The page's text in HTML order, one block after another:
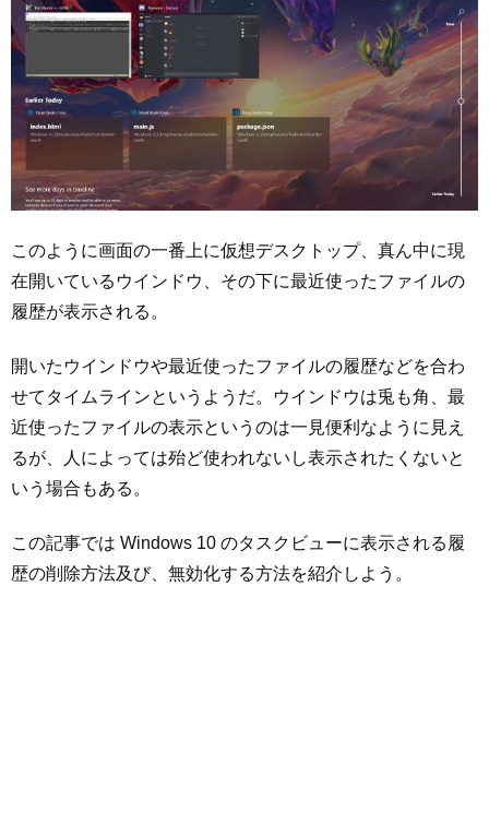
このように画面の一番上に仮想デスクトップ、真ん中に現
在開いているウインドウ、その下に最近使ったファイルの
履歴が表示される。
開いたウインドウや最近使ったファイルの履歴などを合わ
せてタイムラインというようだ。ウインドウは兎も角、最
近使ったファイルの表示というのは一見便利なように見え
るが、人によっては殆ど使われないし表示されたくないと
いう場合もある。
この記事では Windows 10 のタスクビューに表示される履
歴の削除方法及び、無効化する方法を紹介しよう。